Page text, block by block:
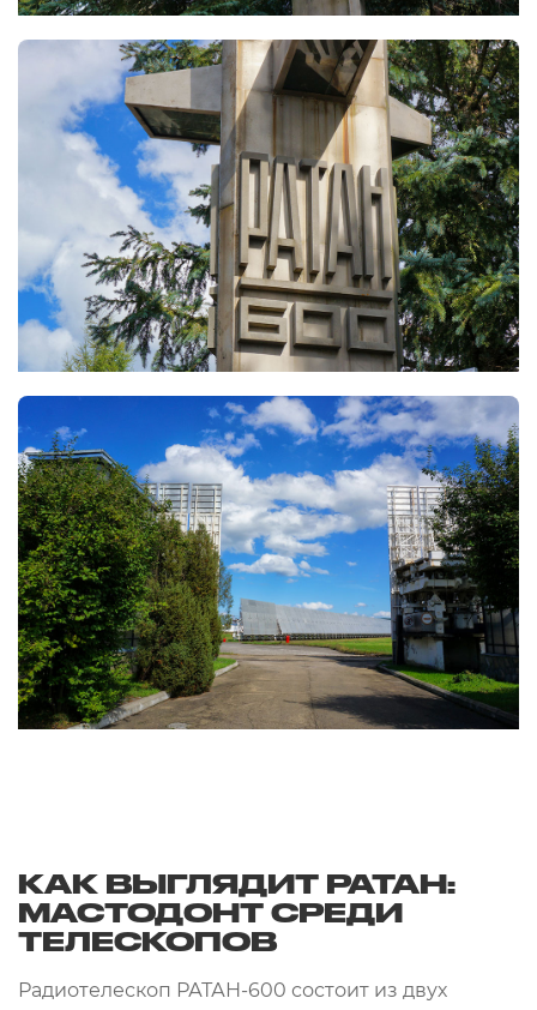
КАК ВЫГЛЯДИТ РАТАН:
МАСТОДОНТ СРЕДИ
ТЕЛЕСКОПОВ
Радиотелескоп РАТАН-600 состоит из двух